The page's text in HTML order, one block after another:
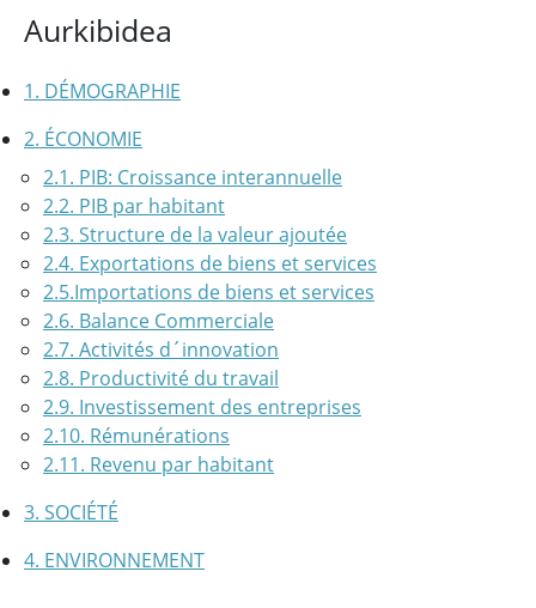
Aurkibidea
1. DÉMOGRAPHIE
2. ÉCONOMIE
2.1. PIB: Croissance interannuelle
2.2. PIB par habitant
2.3. Structure de la valeur ajoutée
2.4. Exportations de biens et services
2.5.Importations de biens et services
2.6. Balance Commerciale
2.7. Activités d´innovation
2.8. Productivité du travail
2.9. Investissement des entreprises
2.10. Rémunérations
2.11. Revenu par habitant
3. SOCIÉTÉ
4. ENVIRONNEMENT